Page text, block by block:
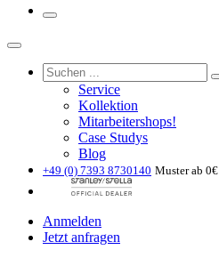
Service
Kollektion
Mitarbeitershops!
Case Studys
Blog
+49 (0) 7393 8730140 Muster ab 0€
Anmelden
Jetzt anfragen